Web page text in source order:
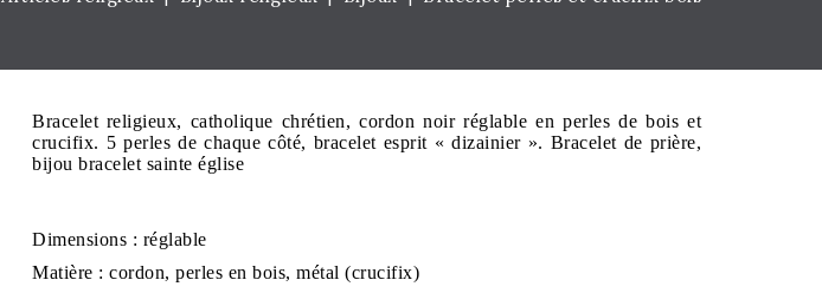
Bracelet religieux, catholique chrétien, cordon noir réglable en perles de bois et
crucifix. 5 perles de chaque côté, bracelet esprit « dizainier ». Bracelet de prière,
bijou bracelet sainte église
Dimensions : réglable
Matière : cordon, perles en bois, métal (crucifix)